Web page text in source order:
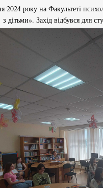
року на Факультеті
дітьми». Захід відбувся для